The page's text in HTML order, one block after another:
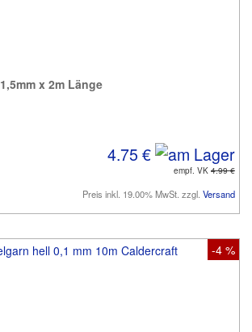
x 2m Länge
4.75 €
empf. VK 4.99 €
Preis inkl. 19.00% MwSt. zzgl. Versand
-4 %